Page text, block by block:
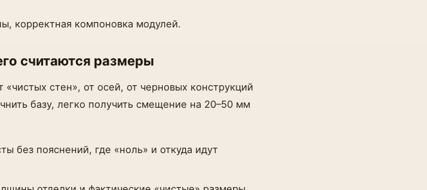
корректная компоновка модулей.
считаются размеры
стен», от осей, от черновых конструкций
базу, легко получить смещение на 20–50 мм
без пояснений, где «ноль» и откуда идут